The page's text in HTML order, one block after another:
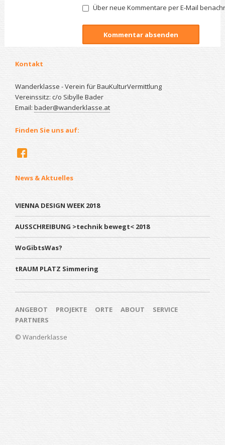
Über neue Kommentare per E-Mail
Kontakt
Wanderklasse - Verein für BauKulturVermittlung
Vereinssitz: c/o Sibylle Bader
Email: bader@wanderklasse.at
Finden Sie uns auf:
News & Aktuelles
VIENNA DESIGN WEEK 2018
AUSSCHREIBUNG >technik bewegt< 2018
WoGibtsWas?
tRAUM PLATZ Simmering
Navigation überspringen
ANGEBOT PROJEKTE ORTE ABOUT
SERVICE
PARTNERS
© Wanderklasse